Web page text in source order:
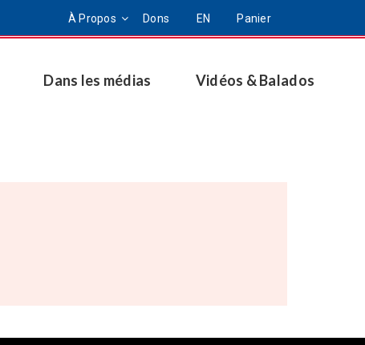
À Propos Dons EN Panier
Dans les médias Vidéos & Balados